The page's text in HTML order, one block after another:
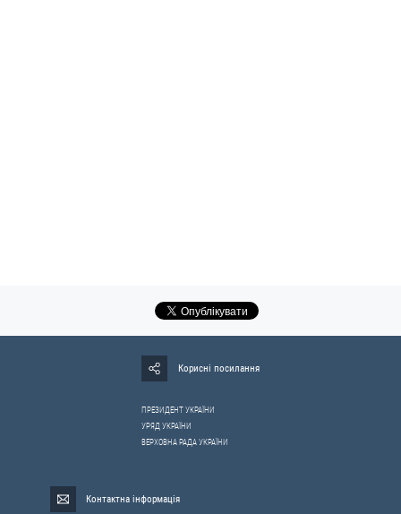
Корисні посилання
ПРЕЗИДЕНТ УКРАЇНИ
УРЯД УКРАЇНИ
ВЕРХОВНА РАДА УКРАЇНИ
Контактна інформація